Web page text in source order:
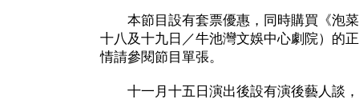
本節目設有套票優惠，同時購買《泡菜
十八及十九日／牛池灣文娛中心劇院）的
情請參閱節目單張。
十一月十五日演出後設有演後藝人談，